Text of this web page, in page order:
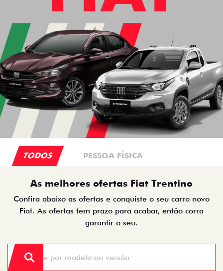
TODOS PESSOA FÍSICA
As melhores ofertas Fiat Trentino
Confira abaixo as ofertas e conquiste o seu carro novo
Fiat. As ofertas tem prazo para acabar, então corra
garantir o seu.